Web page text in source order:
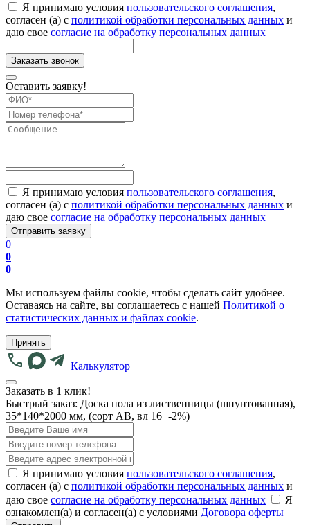
Я принимаю условия пользовательского соглашения,
согласен (а) с политикой обработки персональных данных и
даю свое согласие на обработку персональных данных
Оставить заявку!
Я принимаю условия пользовательского соглашения,
согласен (а) с политикой обработки персональных данных и
даю свое согласие на обработку персональных данных
0
0
0
Мы используем файлы cookie, чтобы сделать сайт удобнее.
Оставаясь на сайте, вы соглашаетесь с нашей Политикой о
статистических данных и файлах cookie.
Принять
Калькулятор
Заказать в 1 клик!
Быстрый заказ: Доска пола из лиственницы (шпунтованная),
35*140*2000 мм, (сорт AB, вл 16+-2%)
Я принимаю условия пользовательского соглашения,
согласен (а) с политикой обработки персональных данных и
даю свое согласие на обработку персональных данных
Я
ознакомлен(а) и согласен(а) с условиями Договора оферты